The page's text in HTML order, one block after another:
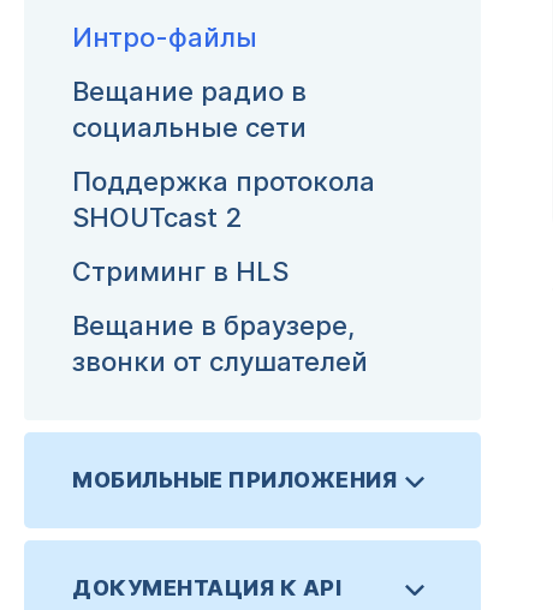
Интро-файлы
Вещание радио в
социальные сети
Поддержка протокола
SHOUTcast 2
Стриминг в HLS
Вещание в браузере,
звонки от слушателей
МОБИЛЬНЫЕ ПРИЛОЖЕНИЯ
ДОКУМЕНТАЦИЯ К API